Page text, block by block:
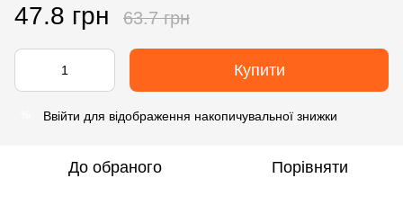
47.8 грн 63.7 грн
Купити
Ввійти для відображення накопичувальної знижки
До обраного Порівняти